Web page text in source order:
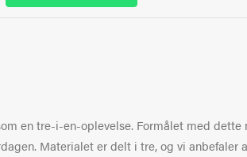
en tre-i-en-oplevelse. Formålet med
Materialet er delt i tre, og vi